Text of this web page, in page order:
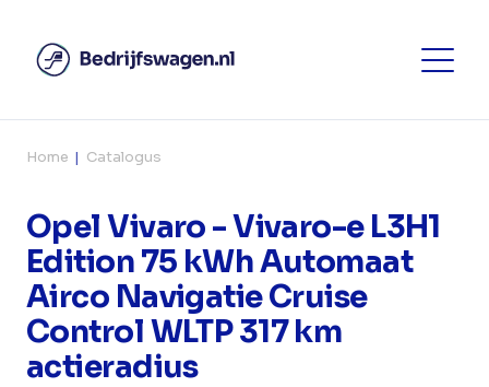
Home Catalogus
Opel Vivaro - Vivaro-e L3H1
Edition 75 kWh Automaat
Airco Navigatie Cruise
Control WLTP 317 km
actieradius